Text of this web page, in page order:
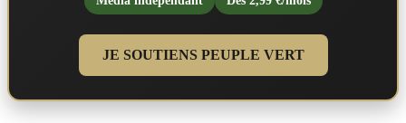
JE SOUTIENS PEUPLE VERT